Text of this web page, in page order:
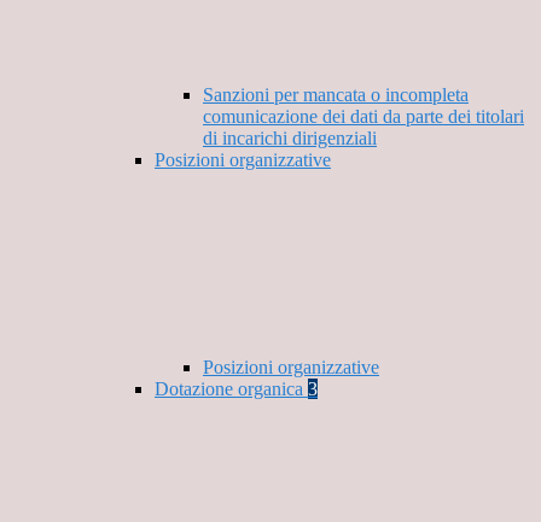
Sanzioni per mancata o incompleta
comunicazione dei dati da parte dei titolari
di incarichi dirigenziali
Posizioni organizzative
Posizioni organizzative
Dotazione organica 3